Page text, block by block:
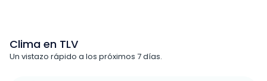
Clima en TLV
Un vistazo rápido a los próximos 7 días.